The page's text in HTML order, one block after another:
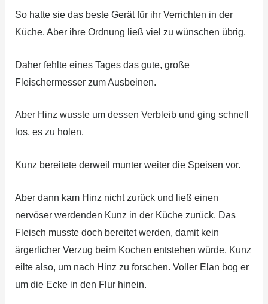
So hatte sie das beste Gerät für ihr Verrichten in der
Küche. Aber ihre Ordnung ließ viel zu wünschen übrig.
Daher fehlte eines Tages das gute, große
Fleischermesser zum Ausbeinen.
Aber Hinz wusste um dessen Verbleib und ging schnell
los, es zu holen.
Kunz bereitete derweil munter weiter die Speisen vor.
Aber dann kam Hinz nicht zurück und ließ einen
nervöser werdenden Kunz in der Küche zurück. Das
Fleisch musste doch bereitet werden, damit kein
ärgerlicher Verzug beim Kochen entstehen würde. Kunz
eilte also, um nach Hinz zu forschen. Voller Elan bog er
um die Ecke in den Flur hinein.